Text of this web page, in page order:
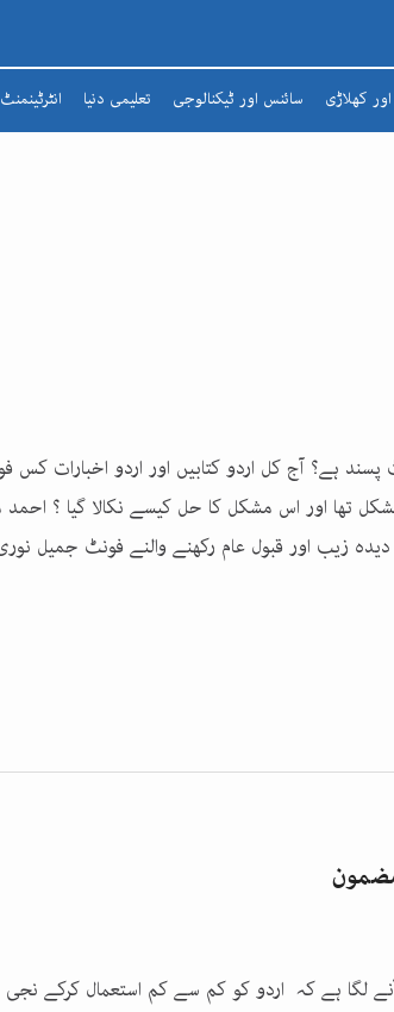
کھلاڑی سائنس اور ٹیکنالوجی تعلیمی دنیا انٹرٹینمنٹ
ہے؟ آج کل اردو کتابیں اور اردو اخبارات کس
مشکل تھا اور اس مشکل کا حل کیسے نکالا گیا ؟ احمد
دیدہ زیب اور قبول عام رکھنے والنے فونٹ جمیل
لگا ہے کہ اردو کو کم سے کم استعمال کرکے نجی